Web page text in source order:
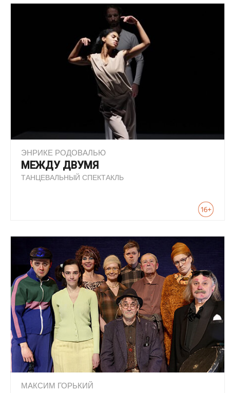
ЭНРИКЕ РОДОВАЛЬЮ
МЕЖДУ ДВУМЯ
ТАНЦЕВАЛЬНЫЙ СПЕКТАКЛЬ
МАКСИМ ГОРЬКИЙ